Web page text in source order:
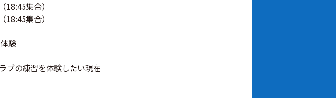
集合）
集合）
験
ブの練習を体験したい現在